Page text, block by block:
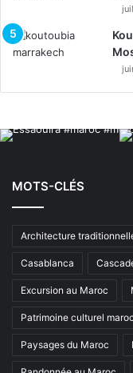
MOTS-CLÉS
Architecture
Casablanca
Excursion au Maroc
Patrimoine culturel
Paysages du Maroc